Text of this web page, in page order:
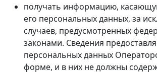
получать информацию,
его персональных данных, за
случаев, предусмотренных
законами. Сведения
персональных данных
форме, и в них не должны